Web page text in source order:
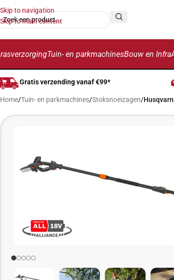
Skip to navigation
Skip to main content
Tuin- en parkmachinesBouw en Infra
Gratis verzending vanaf €99*
Home/Tuin- en parkmachines/Stoksnoeizagen/